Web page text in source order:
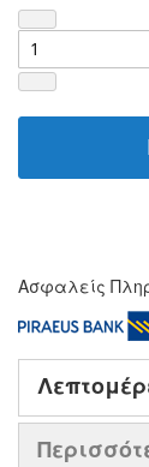
Ασφαλείς